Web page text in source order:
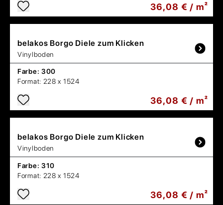
36,08 € / m²
belakos Borgo Diele zum Klicken
Vinylboden
Farbe: 300
Format: 228 x 1524
36,08 € / m²
belakos Borgo Diele zum Klicken
Vinylboden
Farbe: 310
Format: 228 x 1524
36,08 € / m²